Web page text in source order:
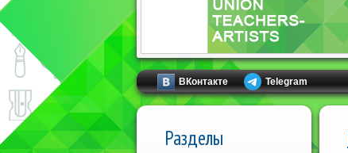
ВКонтакте Telegram
Разделы